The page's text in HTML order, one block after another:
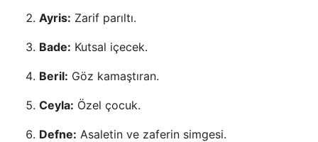
Ayris: Zarif parıltı.
Bade: Kutsal içecek.
Beril: Göz kamaştıran.
Ceyla: Özel çocuk.
Defne: Asaletin ve zaferin simgesi.